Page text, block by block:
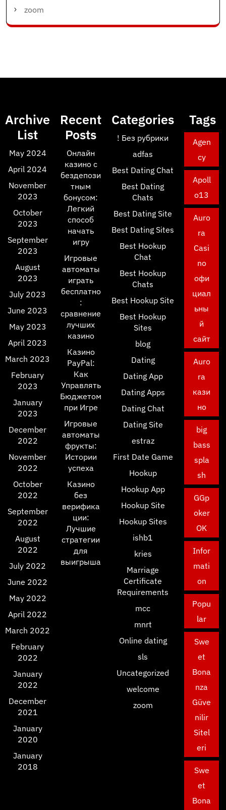
zoom
Archive
List
May 2024
April 2024
November
2023
October
2023
September
2023
August
2023
July 2023
June 2023
May 2023
April 2023
March 2023
February
2023
January
2023
December
2022
November
2022
October
2022
September
2022
August
2022
July 2022
June 2022
May 2022
April 2022
March 2022
February
2022
January
2022
December
2021
January
2020
January
2018
Recent
Posts
Онлайн
казино с
бездепози
тным
бонусом:
Легкий
способ
начать
игру
Игровые
автоматы
играть
бесплатно
:
сравнение
лучших
казино
Казино
PayPal:
Как
Управлять
Бюджетом
при Игре
Игровые
автоматы
фрукты:
Истории
успеха
Казино
без
верифика
ции:
Лучшие
стратегии
для
выигрыша
Categories
! Без рубрики
adfas
Best Dating Chat
Best Dating
Chats
Best Dating Site
Best Dating Sites
Best Hookup
Chat
Best Hookup
Chats
Best Hookup Site
Best Hookup
Sites
blog
Dating
Dating App
Dating Apps
Dating Chat
Dating Site
estraz
First Date Game
Hookup
Hookup App
Hookup Site
Hookup Sites
ishb1
kries
Marriage
Certificate
Requirements
mcc
mnrt
Online dating
sls
Uncategorized
welcome
zoom
Tags
Agen
cy
Apoll
o13
Auro
ra
Casi
no
офи
циал
ьны
й
сайт
Auro
ra
кази
но
big
bass
spla
sh
GGp
oker
OK
Infor
mati
on
Popu
lar
Swe
et
Bona
nza
Güve
nilir
Sitel
eri
Swe
et
Bona